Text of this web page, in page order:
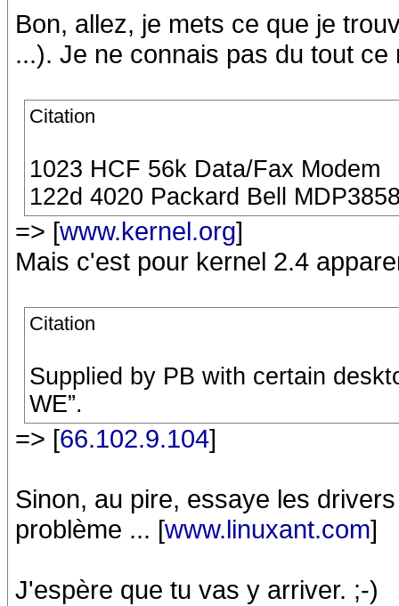
Bon, allez, je mets ce que je
...). Je ne connais pas du tout ce
Citation
1023 HCF 56k Data/Fax Modem
122d 4020 Packard Bell
=> [www.kernel.org]
Mais c'est pour kernel 2.4
Citation
Supplied by PB with certain
WE”.
=> [66.102.9.104]
Sinon, au pire, essaye les
problème ... [www.linuxant.com]
J'espère que tu vas y arriver. ;-)